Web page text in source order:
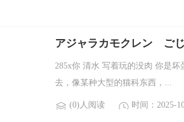
アジャラカモクレン ご
285x你 清水 写着玩的没肉 你是
去，像某种大型的猫科东西，...
(0)人阅读 时间：2025-